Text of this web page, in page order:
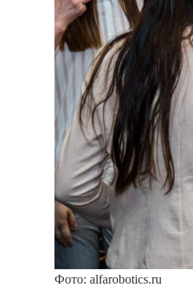
Фото: alfarobotics.ru